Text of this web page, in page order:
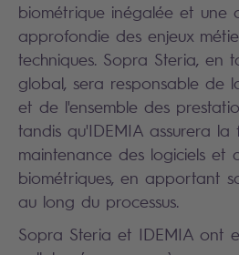
biométrique inégalée et une
approfondie des enjeux
techniques. Sopra Steria, en
global, sera responsable de
et de l'ensemble des
tandis qu'IDEMIA assurera
maintenance des logiciels et
biométriques, en apportant
au long du processus.
Sopra Steria et IDEMIA ont